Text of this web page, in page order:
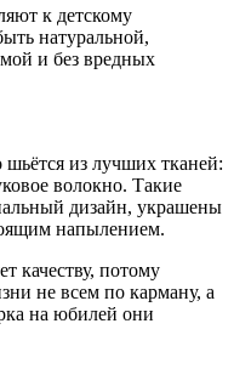
к детскому
натуральной,
и без вредных
шьётся из лучших тканей:
волокно. Такие
дизайн, украшены
напылением.
качеству, потому
не всем по карману, а
на юбилей они